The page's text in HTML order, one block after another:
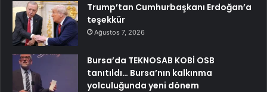
Trump’tan Cumhurbaşkanı Erdoğan’a
teşekkür
Ağustos 7, 2026
Bursa’da TEKNOSAB KOBİ OSB
tanıtıldı… Bursa’nın kalkınma
yolculuğunda yeni dönem